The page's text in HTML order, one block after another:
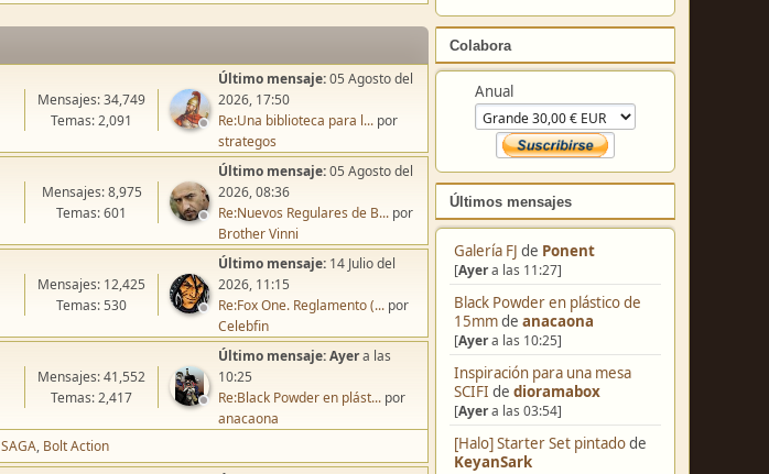
Colabora
Anual
Últimos mensajes
Galería FJ de Ponent
[Ayera las 11:27]
Black Powder en plástico de
15mmde anacaona
[Ayera las 10:25]
Inspiración para una mesa
SCIFI de dioramabox
[Ayera las 03:54]
[Halo] Starter Set pintadode
KeyanSark
Mensajes: 34,749
Temas: 2,091
Último mensaje:05 Agosto del
2026, 17:50
Re:Una biblioteca para l... por
strategos
Mensajes: 8,975
Temas: 601
Último mensaje:05 Agosto del
2026, 08:36
Re:Nuevos Regulares de B... por
Brother Vinni
Mensajes: 12,425
Temas: 530
Último mensaje: 14 Julio del
2026, 11:15
Re:Fox One. Reglamento (... por
Celebfin
Mensajes: 41,552
Temas: 2,417
Último mensaje:Ayera las
10:25
Re:Black Powder en plást... por
anacaona
SAGA Bolt Action